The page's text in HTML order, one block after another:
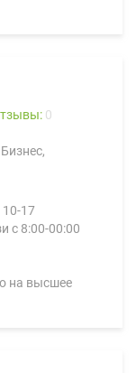
0
Бизнес,
17
с 8:00-00:00
на высшее